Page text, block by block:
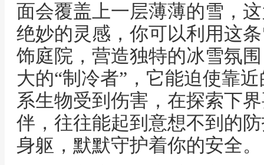
面会覆盖上一层薄薄的雪，
绝妙的灵感，你可以利用这
饰庭院，营造独特的冰雪氛
大的“制冷者”，它能迫使靠
系生物受到伤害，在探索下
伴，往往能起到意想不到的
身躯，默默守护着你的安全。